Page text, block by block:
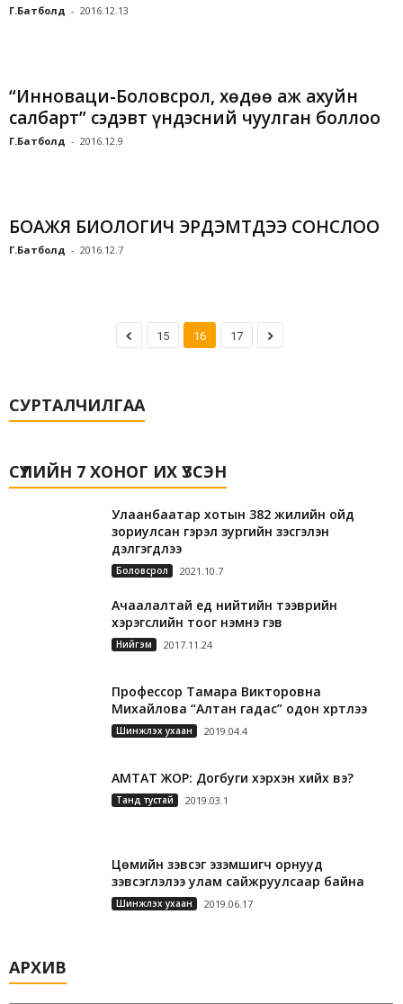
Г.Батболд - 2016.12.13
“Инноваци-Боловсрол, хөдөө аж ахуйн
салбарт” сэдэвт үндэсний чуулган боллоо
Г.Батболд - 2016.12.9
БОАЖЯ БИОЛОГИЧ ЭРДЭМТДЭЭ СОНСЛОО
Г.Батболд - 2016.12.7
15 16 17
СУРТАЛЧИЛГАА
СҮҮЛИЙН 7 ХОНОГ ИХ ҮЗСЭН
Улаанбаатар хотын 382 жилийн ойд
зориулсан гэрэл зургийн үзэсгэлэн
дэлгэгдлээ
Боловсрол 2021.10.7
Ачаалалтай үед нийтийн тээврийн
хэрэгслийн тоог нэмнэ гэв
Нийгэм 2017.11.24
Профессор Тамара Викторовна
Михайлова “Алтан гадас” одон хүртлээ
Шинжлэх ухаан 2019.04.4
АМТАТ ЖОР: Догбуги хэрхэн хийх вэ?
Танд тустай 2019.03.1
Цөмийн зэвсэг эзэмшигч орнууд
зэвсэглэлээ улам сайжруулсаар байна
Шинжлэх ухаан 2019.06.17
АРХИВ